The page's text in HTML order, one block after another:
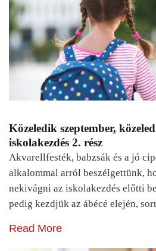
Közeledik szeptember,
iskolakezdés 2. rész
Akvarellfesték, babzsák és a jó
alkalommal arról beszélgettünk,
nekivágni az iskolakezdés előtti
pedig kezdjük az ábécé elején,
Read More